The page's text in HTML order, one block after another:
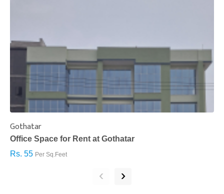
Gothatar
Office Space for Rent at Gothatar
Rs. 55 Per Sq.Feet
‹ ›